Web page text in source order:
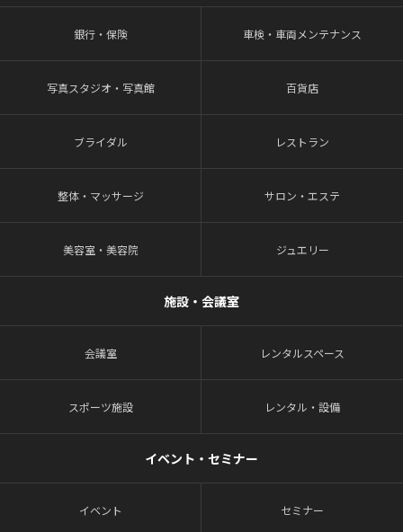
銀行・保険 車検・車両メンテナンス
写真スタジオ・写真館 百貨店
ブライダル レストラン
整体・マッサージ サロン・エステ
美容室・美容院 ジュエリー
施設・会議室
会議室 レンタルスペース
スポーツ施設 レンタル・設備
イベント・セミナー
イベント セミナー